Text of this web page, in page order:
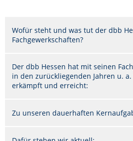
Wofür steht und was tut der dbb
Fachgewerkschaften?
Der dbb Hessen hat mit seinen
in den zurückliegenden Jahren u. a.
erkämpft und erreicht:
Zu unseren dauerhaften